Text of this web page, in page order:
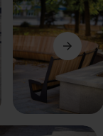
Siguiente